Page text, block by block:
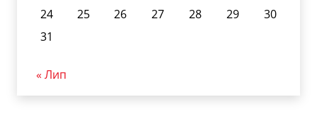
24
25 26 27 28 29
30
31
« Лип